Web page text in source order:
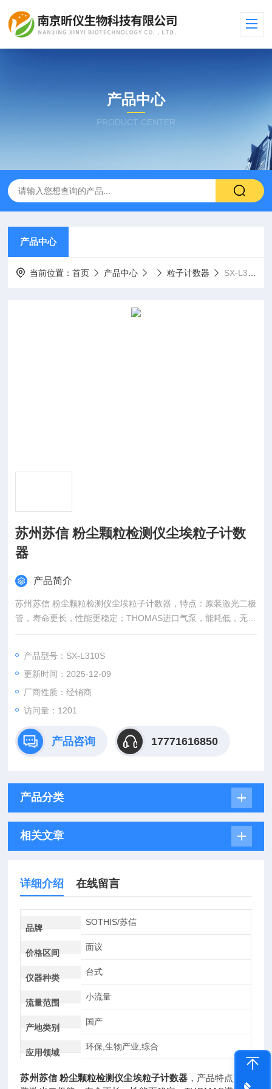
产品中心
PRODUCT CENTER
产品中心
当前位置：首页 产品中心 粒子计数器 SX-L310S苏州苏信 粉尘颗粒检测仪尘埃粒子计数器
苏州苏信 粉尘颗粒检测仪尘埃粒子计数
器
产品简介
苏州苏信 粉尘颗粒检测仪尘埃粒子计数器，特点：原装激光二极
管，寿命更长，性能更稳定；THOMAS进口气泵，能耗低，无噪
音；六通道粒径同屏显示，显示粒子浓度；各级别用户权限设置
产品型号：SX-L310S
更新时间：2025-12-09
厂商性质：经销商
访问量：1201
产品咨询 17771616850
产品分类
相关文章
详细介绍 在线留言
品牌
SOTHIS/苏信
价格区间
面议
仪器种类
台式
流量范围
小流量
产地类别
国产
应用领域
环保,生物产业,综合
苏州苏信 粉尘颗粒检测仪尘埃粒子计数器 ，产品特点：原